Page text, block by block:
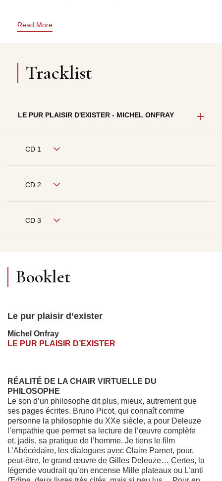
Read More
Tracklist
LE PUR PLAISIR D'EXISTER - MICHEL ONFRAY
CD 1
CD 2
CD 3
Booklet
Le pur plaisir d’exister
Michel Onfray
LE PUR PLAISIR D’EXISTER
RÉALITÉ DE LA CHAIR VIRTUELLE DU
PHILOSOPHE
Le son d’un philosophe dit plus, mieux, autrement que
ses pages écrites. Bruno Picot, qui connaît comme
personne la philosophie du XXe siècle, a pour Deleuze
l’empathie que permet sa lecture de l’œuvre complète
et, jadis, sa pratique de l’homme. Je tiens le film
L’Abécédaire, les dialogues avec Claire Parnet, pour,
peut-être, le grand œuvre de Gilles Deleuze… Certes, la
légende voudrait qu’on encense Mille plateaux ou L’anti